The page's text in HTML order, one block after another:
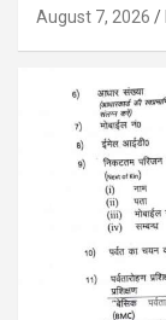
August 7, 2026